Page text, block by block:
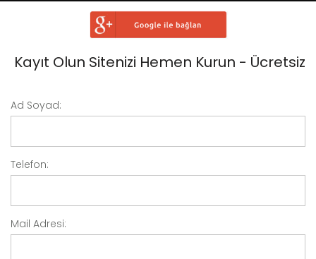
Kayıt Olun Sitenizi Hemen Kurun - Ücretsiz
Ad Soyad:
Telefon:
Mail Adresi: